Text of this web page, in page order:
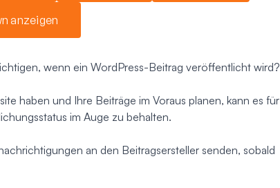
anzeigen
wenn ein WordPress-Beitrag veröffentlicht wird?
haben und Ihre Beiträge im Voraus planen, kann es für
im Auge zu behalten.
an den Beitragsersteller senden, sobald